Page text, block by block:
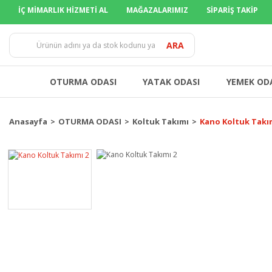
İÇ MİMARLIK HİZMETİ AL MAĞAZALARIMIZ SİPARİŞ TAKİP
TÜM
ARA
OTURMA ODASI YATAK ODASI YEMEK
Anasayfa OTURMA ODASI Koltuk Takımı Kano Koltuk